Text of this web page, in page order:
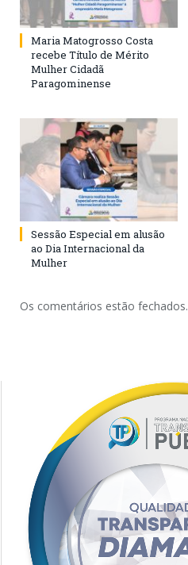
Maria Matogrosso Costa
recebe Título de Mérito
Mulher Cidadã
Paragominense
Sessão Especial em alusão
ao Dia Internacional da
Mulher
Os comentários estão fechados.